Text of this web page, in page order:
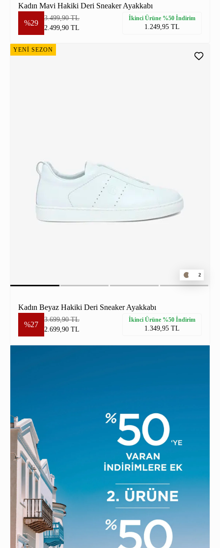
Kadın Mavi Hakiki Deri Sneaker Ayakkabı
%29
3.499,90 TL
2.499,90 TL
İkinci Ürüne %50 İndirim
1.249,95 TL
YENİ SEZON
2
Kadın Beyaz Hakiki Deri Sneaker Ayakkabı
%27
3.699,90 TL
2.699,90 TL
İkinci Ürüne %50 İndirim
1.349,95 TL